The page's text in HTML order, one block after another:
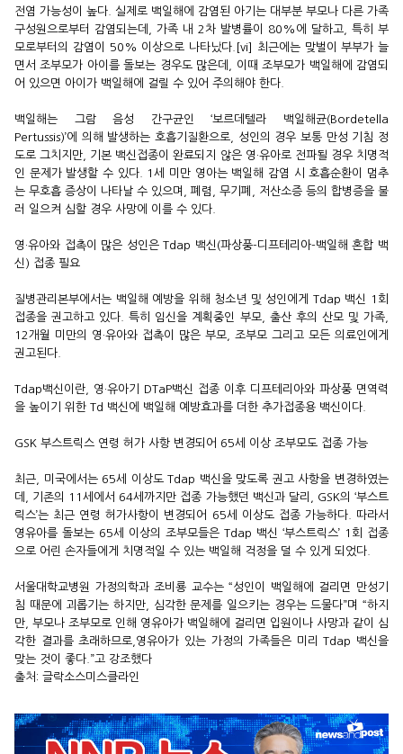
전염 가능성이 높다. 실제로 백일해에 감염된 아기는 대부분 부모나 다른 가족
구성원으로부터 감염되는데, 가족 내 2차 발병률이 80%에 달하고, 특히 부
모로부터의 감염이 50% 이상으로 나타났다.[vi] 최근에는 맞벌이 부부가 늘
면서 조부모가 아이를 돌보는 경우도 많은데, 이때 조부모가 백일해에 감염되
어 있으면 아이가 백일해에 걸릴 수 있어 주의해야 한다.
백일해는 그람 음성 간구균인 ‘보르데텔라 백일해균(Bordetella
Pertussis)’에 의해 발생하는 호흡기질환으로, 성인의 경우 보통 만성 기침 정
도로 그치지만, 기본 백신접종이 완료되지 않은 영·유아로 전파될 경우 치명적
인 문제가 발생할 수 있다. 1세 미만 영아는 백일해 감염 시 호흡순환이 멈추
는 무호흡 증상이 나타날 수 있으며, 폐렴, 무기폐, 저산소증 등의 합병증을 불
러 일으켜 심할 경우 사망에 이를 수 있다.
영·유아와 접촉이 많은 성인은 Tdap 백신(파상풍-디프테리아-백일해 혼합 백
신) 접종 필요
질병관리본부에서는 백일해 예방을 위해 청소년 및 성인에게 Tdap 백신 1회
접종을 권고하고 있다. 특히 임신을 계획중인 부모, 출산 후의 산모 및 가족,
12개월 미만의 영·유아와 접촉이 많은 부모, 조부모 그리고 모든 의료인에게
권고된다.
Tdap백신이란, 영·유아기 DTaP백신 접종 이후 디프테리아와 파상풍 면역력
을 높이기 위한 Td 백신에 백일해 예방효과를 더한 추가접종용 백신이다.
GSK 부스트릭스 연령 허가 사항 변경되어 65세 이상 조부모도 접종 가능
최근, 미국에서는 65세 이상도 Tdap 백신을 맞도록 권고 사항을 변경하였는
데, 기존의 11세에서 64세까지만 접종 가능했던 백신과 달리, GSK의 ‘부스트
릭스’는 최근 연령 허가사항이 변경되어 65세 이상도 접종 가능하다. 따라서
영유아를 돌보는 65세 이상의 조부모들은 Tdap 백신 ‘부스트릭스’ 1회 접종
으로 어린 손자들에게 치명적일 수 있는 백일해 걱정을 덜 수 있게 되었다.
서울대학교병원 가정의학과 조비룡 교수는 “성인이 백일해에 걸리면 만성기
침 때문에 괴롭기는 하지만, 심각한 문제를 일으키는 경우는 드물다”며 “하지
만, 부모나 조부모로 인해 영유아가 백일해에 걸리면 입원이나 사망과 같이 심
각한 결과를 초래하므로,영유아가 있는 가정의 가족들은 미리 Tdap 백신을
맞는 것이 좋다.”고 강조했다
출처: 글락소스미스클라인